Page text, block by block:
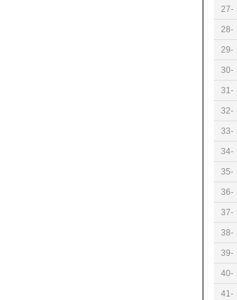
27-
28-
29-
30-
31-
32-
33-
34-
35-
36-
37-
38-
39-
40-
41-